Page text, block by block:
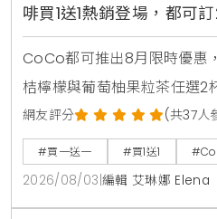
啡買1送1熱銷登場，都可
CoCo都可推出8月限時優惠
桔檸檬與葡萄柚果粒茶任選
上架粉角檸檬冬瓜，每週一二
週三好友日更祭出百香雙響炮
網友評分 (共37人
#買一送一 #買1送1
2026/08/03 編輯 艾琳娜 Elena